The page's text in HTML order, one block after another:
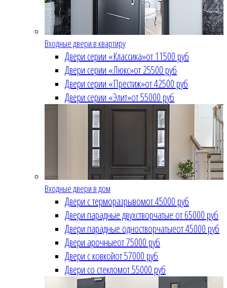
Входные двери в квартиру
Двери серии «Классика»от 11500 руб
Двери серии «Люкс»от 25500 руб
Двери серии «Престиж»от 42500 руб
Двери серии «Элит»от 55000 руб
Входные двери в дом
Двери с терморазрывомот 45000 руб
Двери парадные двухстворчатые от 65000 руб
Двери парадные одностворчатыеот 45000 руб
Двери арочныеот 75000 руб
Двери с ковкойот 57000 руб
Двери со стекломот 55000 руб